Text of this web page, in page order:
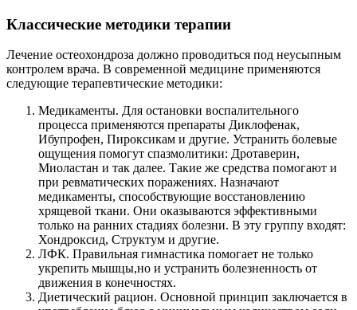
Классические методики терапии
Лечение остеохондроза должно проводиться под неусыпным
контролем врача. В современной медицине применяются
следующие терапевтические методики:
Медикаменты. Для остановки воспалительного
процесса применяются препараты Диклофенак,
Ибупрофен, Пироксикам и другие. Устранить болевые
ощущения помогут спазмолитики: Дротаверин,
Миоластан и так далее. Такие же средства помогают и
при ревматических поражениях. Назначают
медикаменты, способствующие восстановлению
хрящевой ткани. Они оказываются эффективными
только на ранних стадиях болезни. В эту группу входят:
Хондроксид, Структум и другие.
ЛФК. Правильная гимнастика помогает не только
укрепить мышцы,но и устранить болезненность от
движения в конечностях.
Диетический рацион. Основной принцип заключается в